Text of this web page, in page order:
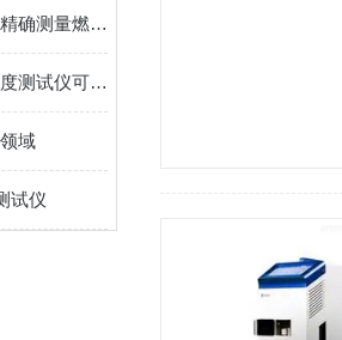
微量连续闭口闪点仪：精确测量燃料安全性的关键工具
使用粉尘层最低着火温度测试仪可以快速的了解安全隐患
域
试仪